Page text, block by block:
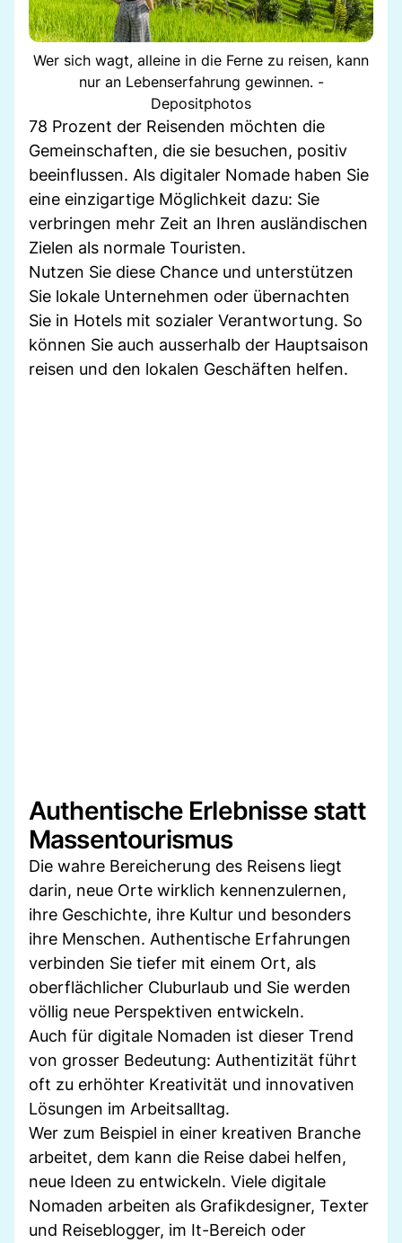
Wer sich wagt, alleine in die Ferne zu reisen, kann
nur an Lebenserfahrung gewinnen. -
Depositphotos
78 Prozent der Reisenden möchten die
Gemeinschaften, die sie besuchen, positiv
beeinflussen. Als digitaler Nomade haben Sie
eine einzigartige Möglichkeit dazu: Sie
verbringen mehr Zeit an Ihren ausländischen
Zielen als normale Touristen.
Nutzen Sie diese Chance und unterstützen
Sie lokale Unternehmen oder übernachten
Sie in Hotels mit sozialer Verantwortung. So
können Sie auch ausserhalb der Hauptsaison
reisen und den lokalen Geschäften helfen.
Authentische Erlebnisse statt
Massentourismus
Die wahre Bereicherung des Reisens liegt
darin, neue Orte wirklich kennenzulernen,
ihre Geschichte, ihre Kultur und besonders
ihre Menschen. Authentische Erfahrungen
verbinden Sie tiefer mit einem Ort, als
oberflächlicher Cluburlaub und Sie werden
völlig neue Perspektiven entwickeln.
Auch für digitale Nomaden ist dieser Trend
von grosser Bedeutung: Authentizität führt
oft zu erhöhter Kreativität und innovativen
Lösungen im Arbeitsalltag.
Wer zum Beispiel in einer kreativen Branche
arbeitet, dem kann die Reise dabei helfen,
neue Ideen zu entwickeln. Viele digitale
Nomaden arbeiten als Grafikdesigner, Texter
und Reiseblogger, im It-Bereich oder